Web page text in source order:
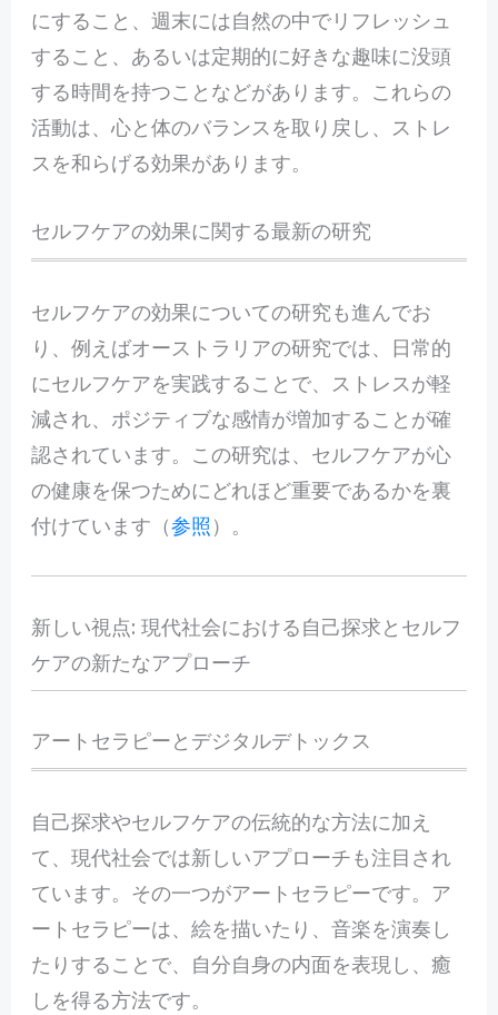
にすること、週末には自然の中でリフレッシュ
すること、あるいは定期的に好きな趣味に没頭
する時間を持つことなどがあります。これらの
活動は、心と体のバランスを取り戻し、ストレ
スを和らげる効果があります。
セルフケアの効果に関する最新の研究
セルフケアの効果についての研究も進んでお
り、例えばオーストラリアの研究では、日常的
にセルフケアを実践することで、ストレスが軽
減され、ポジティブな感情が増加することが確
認されています。この研究は、セルフケアが心
の健康を保つためにどれほど重要であるかを裏
付けています（参照 ）。
新しい視点: 現代社会における自己探求とセルフ
ケアの新たなアプローチ
アートセラピーとデジタルデトックス
自己探求やセルフケアの伝統的な方法に加え
て、現代社会では新しいアプローチも注目され
ています。その一つがアートセラピーです。ア
ートセラピーは、絵を描いたり、音楽を演奏し
たりすることで、自分自身の内面を表現し、癒
しを得る方法です。